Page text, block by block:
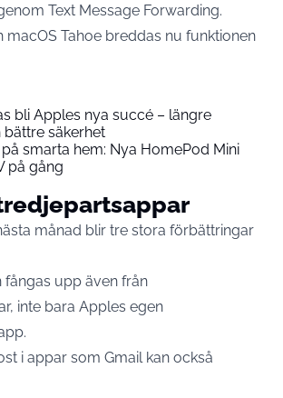
Text Message Forwarding.
macOS Tahoe breddas nu funktionen
bli Apples nya succé – längre
säkerhet
smarta hem: Nya HomePod Mini
på gång
månad blir tre stora förbättringar
fångas upp även från
inte bara Apples egen
i appar som Gmail kan också